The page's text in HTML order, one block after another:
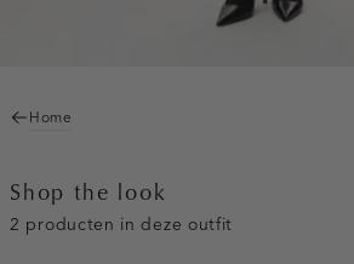
Home
Shop the look
2 producten in deze outfit